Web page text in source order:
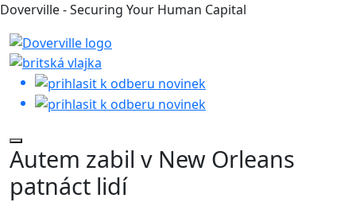
Doverville - Securing Your Human Capital
Autem zabil v New Orleans
patnáct lidí